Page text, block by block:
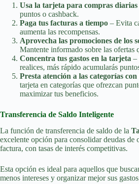
Usa la tarjeta para compras diarias
puntos o cashback.
Paga tus facturas a tiempo – Evita
aumenta las recompensas.
Aprovecha las promociones de los
Mantente informado sobre las ofertas
Concentra tus gastos en la tarjeta –
realices, más rápido acumularás
Presta atención a las categorías
tarjeta en categorías que ofrezcan
maximizar tus beneficios.
Transferencia de Saldo Inteligente
La función de transferencia de saldo de la
excelente opción para consolidar deudas de
factura, con tasas de interés competitivas.
Esta opción es ideal para aquellos que
menos intereses y organizar mejor sus